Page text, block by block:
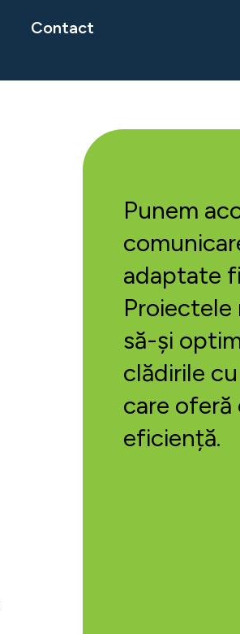
Contact
Punem
adaptate
să-și
clădirile
care
eficiență.